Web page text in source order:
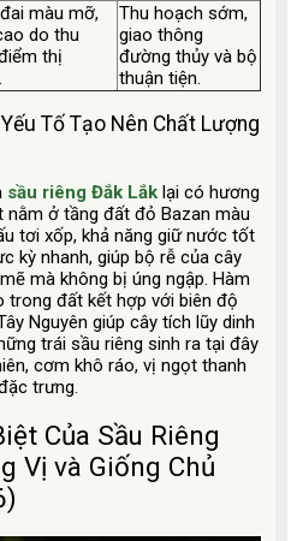
màu mỡ,
do thu
thị
Thu hoạch sớm,
giao thông
đường thủy và bộ
thuận tiện.
Tố Tạo Nên Chất Lượng
sầu riêng Đắk Lắk lại có hương
nằm ở tầng đất đỏ Bazan màu
tơi xốp, khả năng giữ nước tốt
kỳ nhanh, giúp bộ rễ của cây
mà không bị úng ngập. Hàm
trong đất kết hợp với biên độ
Nguyên giúp cây tích lũy dinh
trái sầu riêng sinh ra tại đây
cơm khô ráo, vị ngọt thanh
trưng.
Của Sầu Riêng
Vị và Giống Chủ